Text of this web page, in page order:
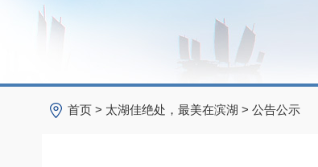
首页 > 太湖佳绝处，最美在滨湖 > 公告公示